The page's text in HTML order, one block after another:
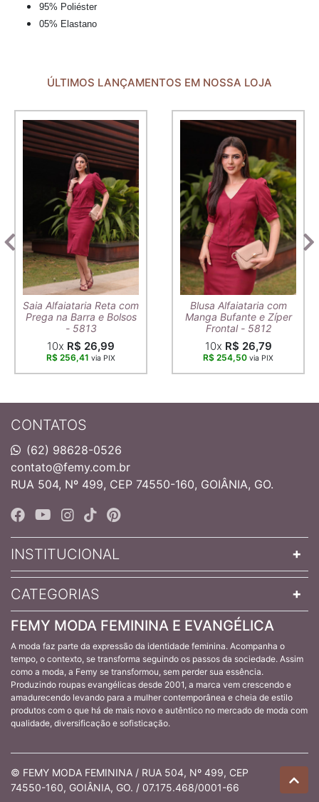
95% Poliéster
05% Elastano
ÚLTIMOS LANÇAMENTOS EM NOSSA LOJA
Saia Alfaiataria Reta com
Prega na Barra e Bolsos
- 5813
10x R$ 26,99
R$ 256,41 via PIX
Blusa Alfaiataria com
Manga Bufante e Zíper
Frontal - 5812
10x R$ 26,79
R$ 254,50 via PIX
CONTATOS
(62) 98628-0526
contato@femy.com.br
RUA 504, Nº 499, CEP 74550-160, GOIÂNIA, GO.
INSTITUCIONAL
CATEGORIAS
FEMY MODA FEMININA E EVANGÉLICA
A moda faz parte da expressão da identidade feminina. Acompanha o
tempo, o contexto, se transforma seguindo os passos da sociedade. Assim
como a moda, a Femy se transformou, sem perder sua essência.
Produzindo roupas evangélicas desde 2001, a marca vem crescendo e
amadurecendo levando para a mulher contemporânea e cheia de estilo
produtos com o que há de mais novo e autêntico no mercado de moda com
qualidade, diversificação e sofisticação.
© FEMY MODA FEMININA / RUA 504, Nº 499, CEP
74550-160, GOIÂNIA, GO. / 07.175.468/0001-66